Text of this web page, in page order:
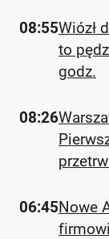
08:55Wiózł
to
godz.
08:26
06:45Nowe